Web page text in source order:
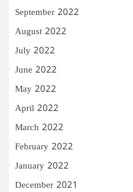
September 2022
August 2022
July 2022
June 2022
May 2022
April 2022
March 2022
February 2022
January 2022
December 2021